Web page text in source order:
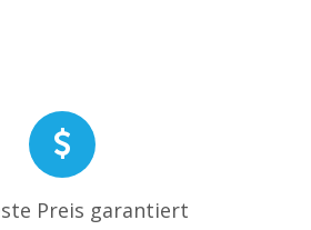
Preis garantiert